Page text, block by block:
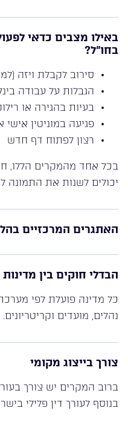
באילו מצבים כדאי
בחו”ל?
סירוב לקבלת ויזה
הגבלות על עבודה
בעיות בהגירה או
פגיעה במוניטין אישי
רצון לפתוח דף חדש
בכל אחד מהמקרים הללו,
יכולים לשנות את התמונה
האתגרים המרכזיים
הבדלי חוקים בין מדינות
כל מדינה פועלת לפי
נהלים, מועדים וקריטריונים.
צורך בייצוג מקומי
ברוב המקרים יש צורך
בנוסף לעורך דין פלילי